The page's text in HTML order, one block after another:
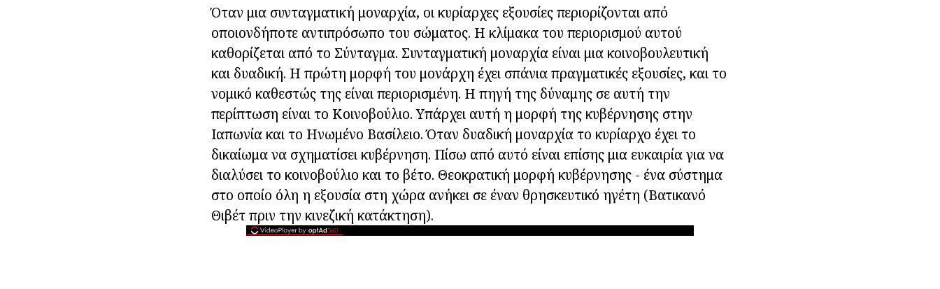
Όταν μια συνταγματική μοναρχία, οι κυρίαρχες εξουσίες περιορίζονται από
οποιονδήποτε αντιπρόσωπο του σώματος. Η κλίμακα του περιορισμού αυτού
καθορίζεται από το Σύνταγμα. Συνταγματική μοναρχία είναι μια κοινοβουλευτική
και δυαδική. Η πρώτη μορφή του μονάρχη έχει σπάνια πραγματικές εξουσίες, και το
νομικό καθεστώς της είναι περιορισμένη. Η πηγή της δύναμης σε αυτή την
περίπτωση είναι το Κοινοβούλιο. Υπάρχει αυτή η μορφή της κυβέρνησης στην
Ιαπωνία και το Ηνωμένο Βασίλειο. Όταν δυαδική μοναρχία το κυρίαρχο έχει το
δικαίωμα να σχηματίσει κυβέρνηση. Πίσω από αυτό είναι επίσης μια ευκαιρία για να
διαλύσει το κοινοβούλιο και το βέτο. Θεοκρατική μορφή κυβέρνησης - ένα σύστημα
στο οποίο όλη η εξουσία στη χώρα ανήκει σε έναν θρησκευτικό ηγέτη (Βατικανό
Θιβέτ πριν την κινεζική κατάκτηση).